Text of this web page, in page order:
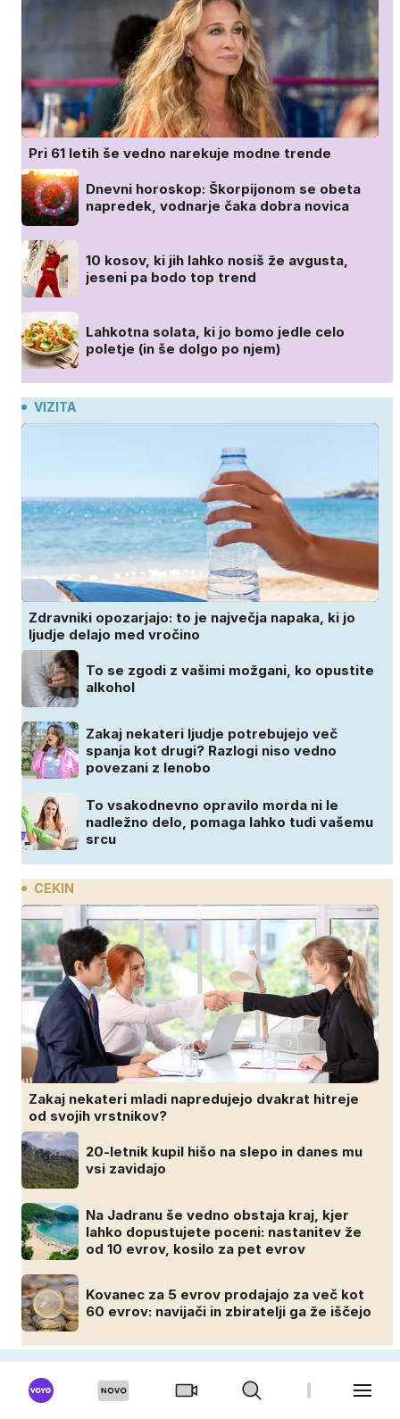
Pri 61 letih še vedno narekuje modne trende
Dnevni horoskop: Škorpijonom se obeta
napredek, vodnarje čaka dobra novica
10 kosov, ki jih lahko nosiš že avgusta,
jeseni pa bodo top trend
Lahkotna solata, ki jo bomo jedle celo
poletje (in še dolgo po njem)
VIZITA
Zdravniki opozarjajo: to je največja napaka, ki jo
ljudje delajo med vročino
To se zgodi z vašimi možgani, ko opustite
alkohol
Zakaj nekateri ljudje potrebujejo več
spanja kot drugi? Razlogi niso vedno
povezani z lenobo
To vsakodnevno opravilo morda ni le
nadležno delo, pomaga lahko tudi vašemu
srcu
CEKIN
Zakaj nekateri mladi napredujejo dvakrat hitreje
od svojih vrstnikov?
20-letnik kupil hišo na slepo in danes mu
vsi zavidajo
Na Jadranu še vedno obstaja kraj, kjer
lahko dopustujete poceni: nastanitev že
od 10 evrov, kosilo za pet evrov
Kovanec za 5 evrov prodajajo za več kot
60 evrov: navijači in zbiratelji ga že iščejo